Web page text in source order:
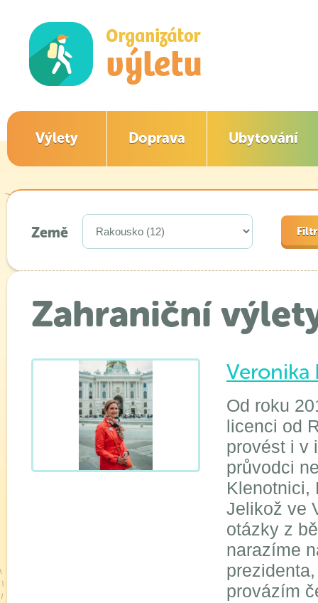
Výlety Doprava Ubytování
Země
Zahraniční
Veronika
Od roku
licenci od
provést i v
průvodci
Klenotnici,
Jelikož ve
otázky z
narazíme
provázím